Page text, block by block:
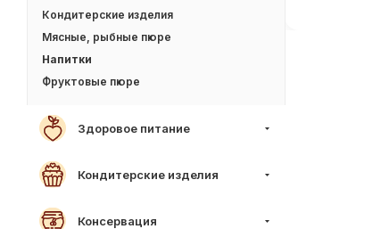
Кондитерские изделия
Мясные, рыбные пюре
Напитки
Фруктовые пюре
Здоровое питание
Кондитерские изделия
Консервация